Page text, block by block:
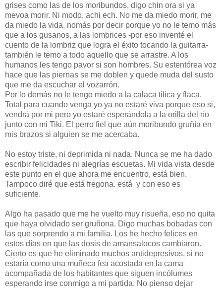
grises como las de los moribundos, digo chin ora si ya
mevoa morir. Ni modo, achi ech. No me da miedo morir, me
da miedo la vida, nomás por decir porque yo no le temo más
que a los gusanos, a las lombrices -por eso inventé el
cuento de la lombriz que logra el éxito tocando la guitarra-
también le temo a todo aquello que se arrastre. A los
humanos les tengo pavor si son hombres. Su estentórea voz
hace que las piernas se me doblen y quede muda del susto
que me da escuchar el vozarrón.
Por lo demás no le tengo miedo a la calaca tilica y flaca.
Total para cuando venga yo ya no estaré viva porque eso si,
vendrá por mi pero yo estaré esperándola a la orilla del río
junto con mi Tiki. El perro fiel que aún moribundo gruñía en
mis brazos si alguien se me acercaba.
No estoy triste, ni deprimida ni nada. Nunca se me ha dado
escribir felicidades ni alegrías escuetas. Mi vida vista desde
este punto en el que ahora me encuentro, está bien.
Tampoco diré que está fregona. está y con eso es
suficiente.
Algo ha pasado que me he vuelto muy risueña, eso no quita
que haya olvidado ser gruñona. Digo muchas bobadas con
las que sorprendo a mi familia. Los he hecho felices en
estos días en que las dosis de amansalocos cambiaron.
Cierto es que he eliminado muchos antidepresivos, si no
estaría como una muñeca fea acostada en la cama
acompañada de los habitantes que siguen incólumes
esperando irse conmigo a mi partida. No pienso dejar